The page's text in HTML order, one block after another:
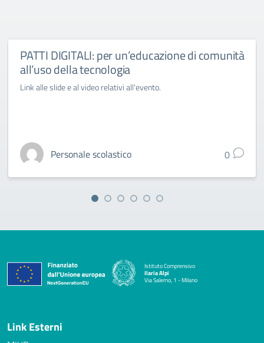
PATTI DIGITALI: per un’educazione di comunità
all’uso della tecnologia
Link alle slide e al video relativi all'evento.
Personale scolastico 0
Istituto Comprensivo
Ilaria Alpi
Via Salerno, 1 - Milano
— Visita la pagina iniziale della scuola
Link Esterni